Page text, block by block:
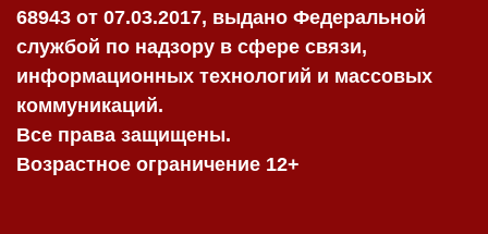
68943 от 07.03.2017, выдано Федеральной
службой по надзору в сфере связи,
информационных технологий и массовых
коммуникаций.
Все права защищены.
Возрастное ограничение 12+